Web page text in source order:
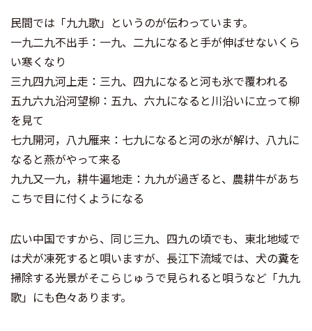
民間では「九九歌」というのが伝わっています。
一九二九不出手：一九、二九になると手が伸ばせないくら
い寒くなり
三九四九河上走：三九、四九になると河も氷で覆われる
五九六九沿河望柳：五九、六九になると川沿いに立って柳
を見て
七九開河，八九雁来：七九になると河の氷が解け、八九に
なると燕がやって来る
九九又一九，耕牛遍地走：九九が過ぎると、農耕牛があち
こちで目に付くようになる
広い中国ですから、同じ三九、四九の頃でも、東北地域で
は犬が凍死すると唄いますが、長江下流域では、犬の糞を
掃除する光景がそこらじゅうで見られると唄うなど「九九
歌」にも色々あります。